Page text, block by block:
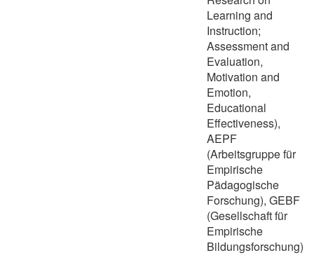
Learning and
Instruction;
Assessment and
Evaluation,
Motivation and
Emotion,
Educational
Effectiveness),
AEPF
(Arbeitsgruppe für
Empirische
Pädagogische
Forschung), GEBF
(Gesellschaft für
Empirische
Bildungsforschung)